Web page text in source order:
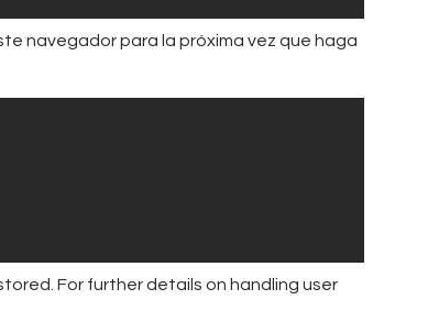
navegador para la próxima vez que haga
For further details on handling user